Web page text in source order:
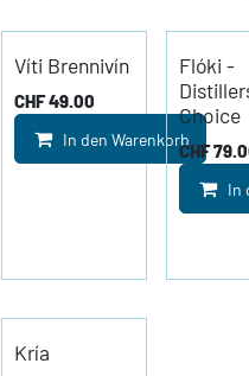
Víti Brennivín
CHF49.00
In den Warenkorb
Flóki -
Choice
CHF
In
Kría